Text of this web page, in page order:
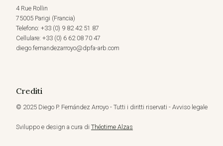
4 Rue Rollin
75005 Parigi (Francia)
Telefono: +33 (0) 9 82 42 51 87
Cellulare: +33 (0) 6 62 08 70 47
diego.fernandezarroyo@dpfa-arb.com
Crediti
© 2025 Diego P. Fernández Arroyo - Tutti i diritti riservati - Avviso legale
Sviluppo e design a cura di Théotime Alzas